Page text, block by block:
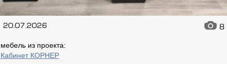
20.07.2026 8
мебель из проекта:
Кабинет КОРНЕР